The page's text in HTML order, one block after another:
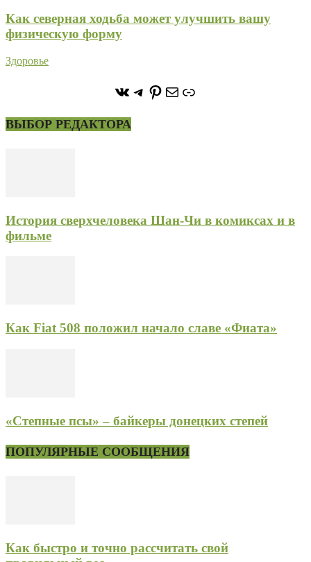
Как северная ходьба может улучшить вашу
физическую форму
Здоровье
https://vk.com/
https://t.me/stoneforest
https://
ПочтаСсылка
ВЫБОР РЕДАКТОРА
История сверхчеловека Шан-Чи в комиксах и в
фильме
Как Fiat 508 положил начало славе «Фиата»
«Степные псы» – байкеры донецких степей
ПОПУЛЯРНЫЕ СООБЩЕНИЯ
Как быстро и точно рассчитать свой